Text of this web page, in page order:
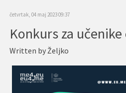
četvrtak, 04 maj 2023 09:37
Written by Željko